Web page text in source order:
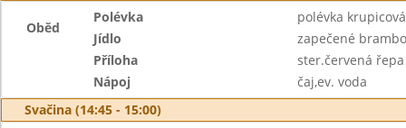
Oběd
Polévka
polévka
Jídlo
zapečené
Příloha
ster.červená řepa
Nápoj
čaj,ev. voda
Svačina (14:45 - 15:00)